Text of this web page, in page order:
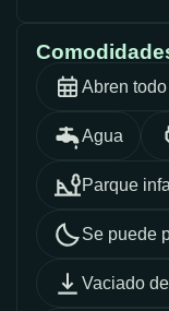
Abren
Agua
Parque
Se puede
Vaciado